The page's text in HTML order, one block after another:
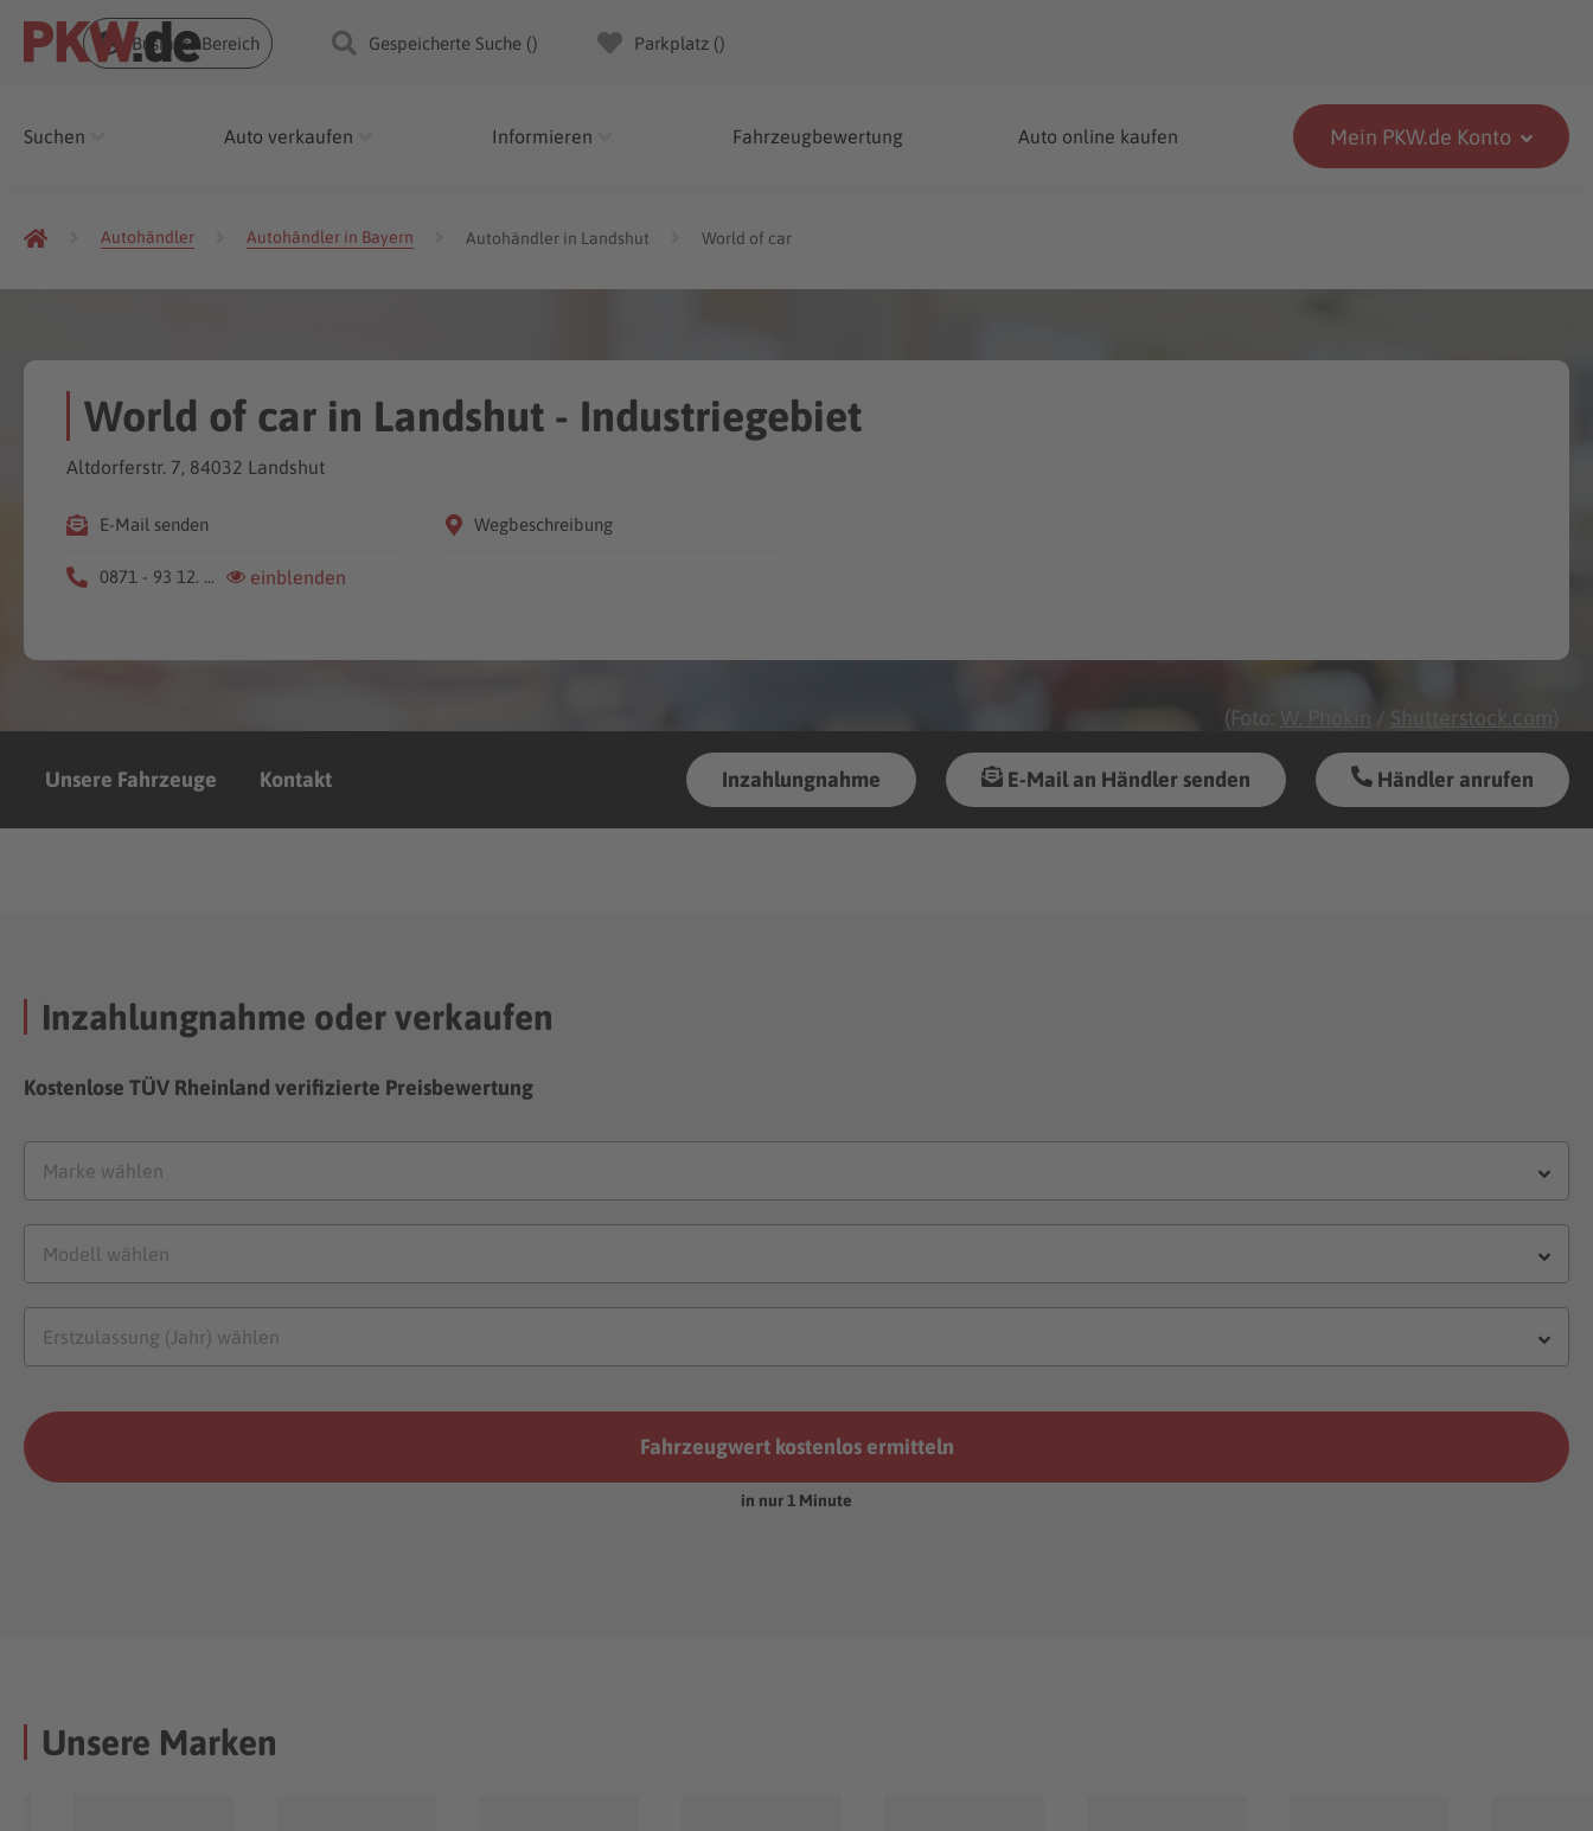
Business Bereich Gespeicherte Suche () Parkplatz ()
Suchen Auto verkaufen Informieren Fahrzeugbewertung Auto online kaufen Mein PKW.de Konto
Autohändler Autohändler in Bayern Autohändler in Landshut World of car
Unsere Fahrzeuge Kontakt Inzahlungnahme E-Mail an Händler senden Händler anrufen
(Foto: W. Phokin / Shutterstock.com
World of car in Landshut - Industriegebiet
Altdorferstr. 7, 84032 Landshut
E-Mail senden
0871 - 93 12. ... einblenden
Wegbeschreibung
Inzahlungnahme oder verkaufen
Kostenlose TÜV Rheinland verifizierte Preisbewertung
Fahrzeugwert kostenlos ermitteln
in nur 1 Minute
Unsere Marken